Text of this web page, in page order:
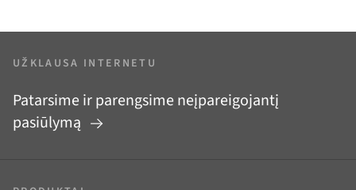
UŽKLAUSA INTERNETU
Patarsime ir parengsime neįpareigojantį
pasiūlymą